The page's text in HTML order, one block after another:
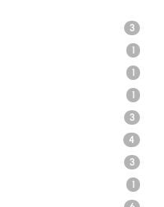
3
1
1
1
3
4
3
1